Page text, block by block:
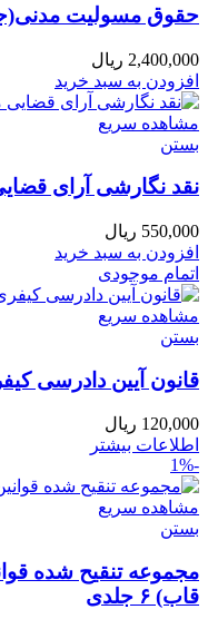
حقوق مسولیت
2,400,000 ریال
افزودن به سبد خرید
مشاهده سریع
بستن
نقد نگارشی آرای
550,000 ریال
افزودن به سبد خرید
اتمام موجودی
مشاهده سریع
بستن
قانون آیین دادرسی
120,000 ریال
اطلاعات بیشتر
-1%
مشاهده سریع
بستن
مجموعه تنقیح شده
قاب) ۶ جلدی